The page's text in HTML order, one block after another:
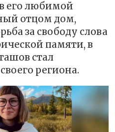
его любимой
отцом дом,
за свободу слова
памяти, в
стал
региона.